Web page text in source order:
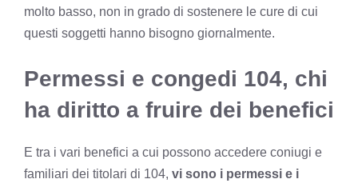
molto basso, non in grado di sostenere le cure di cui
questi soggetti hanno bisogno giornalmente.
Permessi e congedi 104, chi
ha diritto a fruire dei benefici
E tra i vari benefici a cui possono accedere coniugi e
familiari dei titolari di 104, vi sono i permessi e i